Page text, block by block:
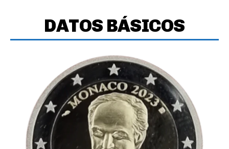
DATOS BÁSICOS